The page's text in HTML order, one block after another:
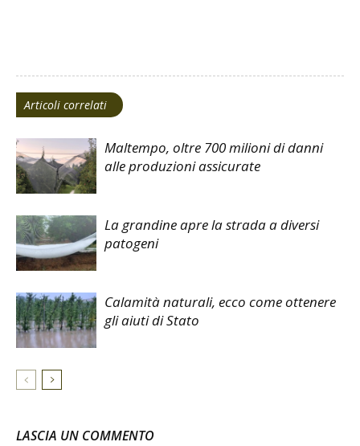
Articoli correlati
Maltempo, oltre 700 milioni di danni
alle produzioni assicurate
La grandine apre la strada a diversi
patogeni
Calamità naturali, ecco come ottenere
gli aiuti di Stato
LASCIA UN COMMENTO